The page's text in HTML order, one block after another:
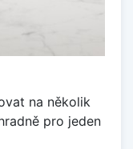
na několik
pro jeden